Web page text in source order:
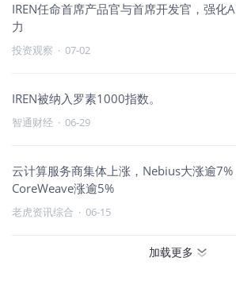
IREN任命首席产品官与首席开发官，强化
力
投资观察 · 07-02
IREN被纳入罗素1000指数。
智通财经 · 06-29
云计算服务商集体上涨，Nebius大涨逾7%
CoreWeave涨逾5%
老虎资讯综合 · 06-15
加载更多